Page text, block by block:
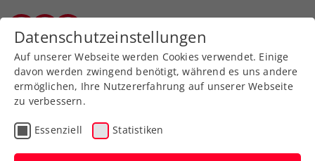
Zurück zur Newsübersicht
Ausbildung
„Gib dem nächsten
Datenschutzeinstellungen
Auf unserer Webseite werden Cookies verwendet. Einige
davon werden zwingend benötigt, während es uns andere
ermöglichen, Ihre Nutzererfahrung auf unserer Webseite
zu verbessern.
Essenziell Statistiken